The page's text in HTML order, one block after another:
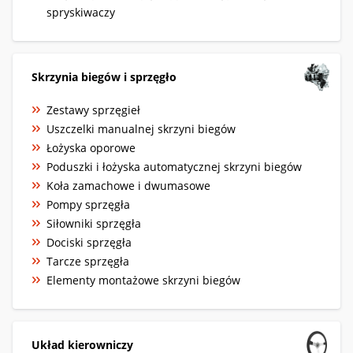
spryskiwaczy
Skrzynia biegów i sprzęgło
Zestawy sprzęgieł
Uszczelki manualnej skrzyni biegów
Łożyska oporowe
Poduszki i łożyska automatycznej skrzyni biegów
Koła zamachowe i dwumasowe
Pompy sprzęgła
Siłowniki sprzęgła
Dociski sprzęgła
Tarcze sprzęgła
Elementy montażowe skrzyni biegów
Układ kierowniczy